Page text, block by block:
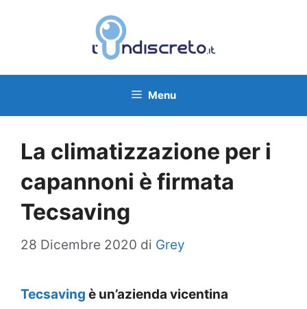
Menu
La climatizzazione per i
capannoni è firmata
Tecsaving
28 Dicembre 2020 di Grey
Tecsaving è un’azienda vicentina